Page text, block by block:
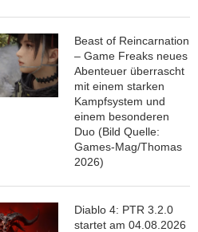
Beast of Reincarnation
– Game Freaks neues
Abenteuer überrascht
mit einem starken
Kampfsystem und
einem besonderen
Duo (Bild Quelle:
Games-Mag/Thomas
2026)
Diablo 4: PTR 3.2.0
startet am 04.08.2026